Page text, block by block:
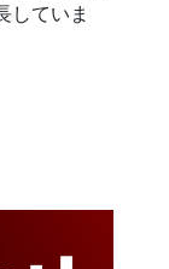
していま